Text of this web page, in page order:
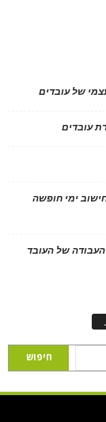
עובדים
ימי חופשה
של העובד